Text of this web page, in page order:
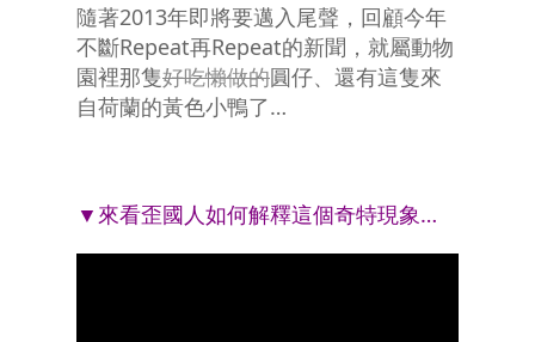
隨著2013年即將要邁入尾聲，回顧今年
不斷Repeat再Repeat的新聞，就屬動物
園裡那隻好吃懶做的圓仔、還有這隻來
自荷蘭的黃色小鴨了…
▼來看歪國人如何解釋這個奇特現象…